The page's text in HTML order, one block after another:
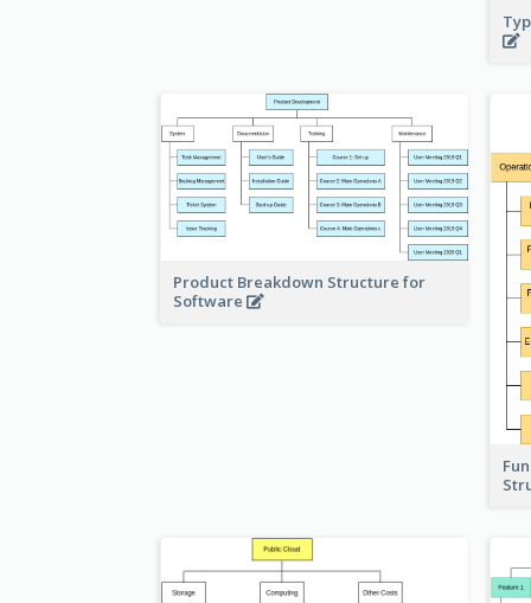
Product Breakdown Structure for
Software